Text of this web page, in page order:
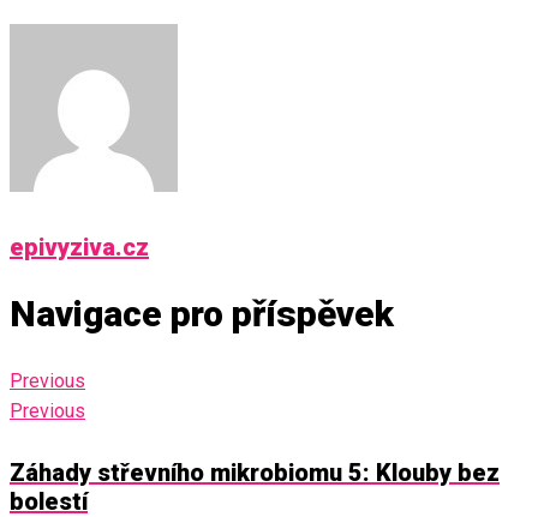
epivyziva.cz
Navigace pro příspěvek
Previous
Previous
Záhady střevního mikrobiomu 5: Klouby bez
bolestí